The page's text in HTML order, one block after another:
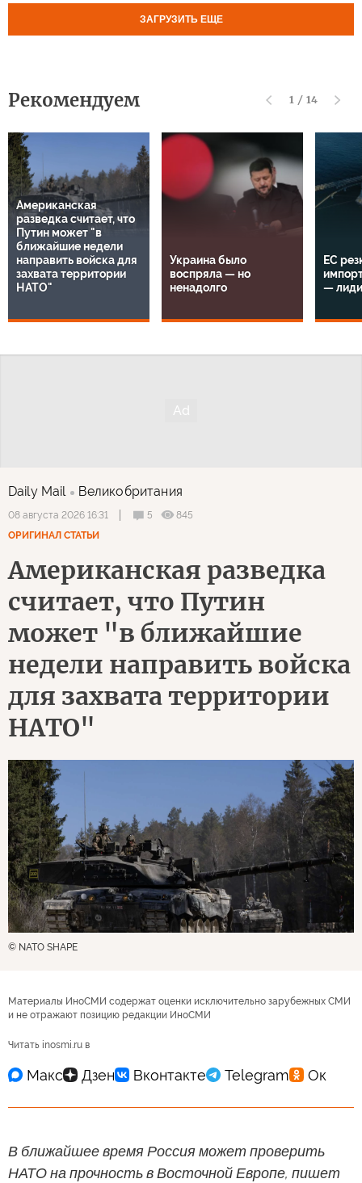
ЗАГРУЗИТЬ ЕЩЕ
Рекомендуем 1 / 14
Американская
разведка считает, что
Путин может "в
ближайшие недели
направить войска для
захвата территории
НАТО"
Украина было
воспряла — но
ненадолго
ЕС
—
Daily Mail Великобритания
08 августа 2026 16:31 5
845
ОРИГИНАЛ СТАТЬИ
Американская разведка
считает, что Путин
может "в ближайшие
недели направить войска
для захвата территории
НАТО"
© NATO SHAPE
Материалы ИноСМИ содержат оценки исключительно зарубежных СМИ
и не отражают позицию редакции ИноСМИ
Читать inosmi.ru в
В ближайшее время Россия может проверить
НАТО на прочность в Восточной Европе, пишет